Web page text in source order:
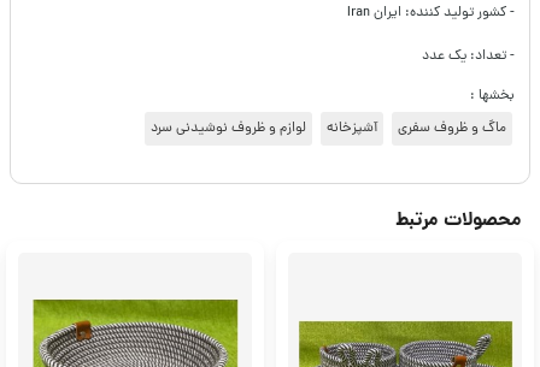
- کشور تولید کننده: ایران Iran
- تعداد: یک عدد
بخشها :
ماگ و ظروف سفری
آشپزخانه لوازم و ظروف نوشیدنی سرد
محصولات مرتبط